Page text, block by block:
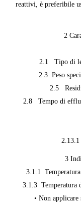
reattivi, è preferibile
2
2.1 Tipo di
2.3 Peso
2.5
2.8 Tempo di
3
3.1.1
3.1.3
• Non